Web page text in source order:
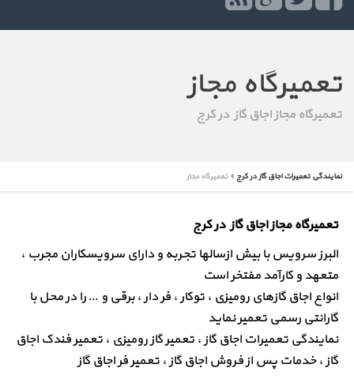
تعمیرگاه مجاز
تعمیرگاه مجاز اجاق گاز در کرج
نمایندگی تعمیرات اجاق گاز در کرج تعمیرگاه مجاز
تعمیرگاه مجاز اجاق گاز در کرج
البرز سرویس با بیش ازسالها تجربه و دارای سرویسکاران مجرب ،
متعهد و کارآمد مفتخر است
انواع اجاق گازهای رومیزی ، توکار ، فر دار ، برقی و … را در محل با
گارانتی رسمی تعمیر نماید
نمایندگی تعمیرات اجاق گاز ، تعمیر گاز رومیزی ، تعمیر فندک اجاق
گاز ، خدمات پس از فروش اجاق گاز ، تعمیر فر اجاق گاز